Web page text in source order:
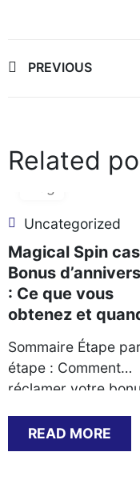
Post
PREVIOUS
Related
06
Uncategorized
Magical Spin
Bonus
: Ce que vous
obtenez et
Sommaire Étape par
étape : Comment
réclamer votre
vous recevez :
bonus et conditions
READ MORE